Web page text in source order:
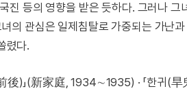
등의 영향을 받은 듯하다. 그러나 그
의 관심은 일제침탈로 가중되는 가난
렸다.
)」(新家庭, 1934∼1935) · 「한귀(旱